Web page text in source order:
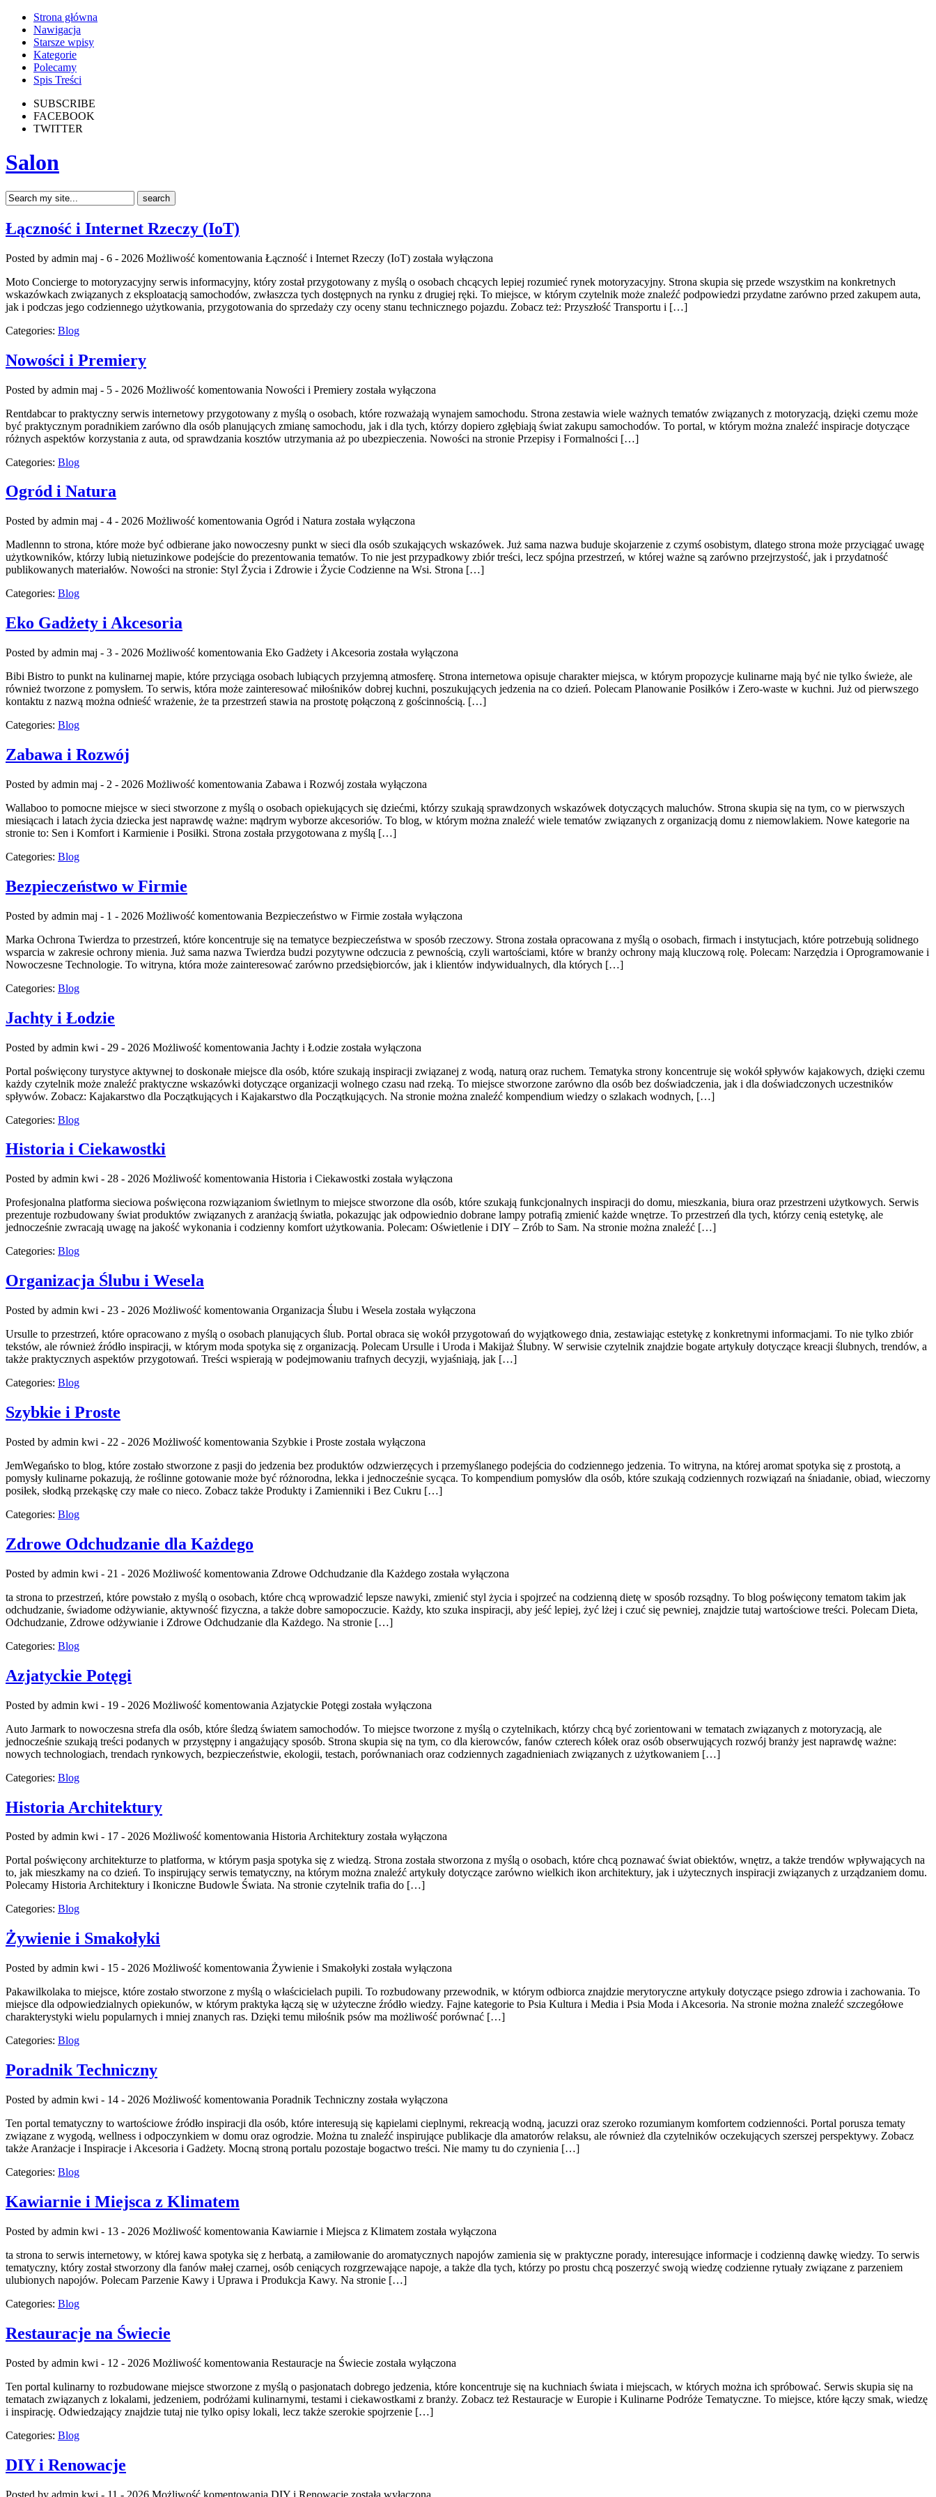
Strona główna
Nawigacja
Starsze wpisy
Kategorie
Polecamy
Spis Treści
SUBSCRIBE
FACEBOOK
TWITTER
Salon
Łączność i Internet Rzeczy (IoT)
Posted by admin maj - 6 - 2026 Możliwość komentowania Łączność i Internet Rzeczy (IoT) została wyłączona
Moto Concierge to motoryzacyjny serwis informacyjny, który został przygotowany z myślą o osobach chcących lepiej rozumieć rynek motoryzacyjny. Strona skupia się przede wszystkim na konkretnych
wskazówkach związanych z eksploatacją samochodów, zwłaszcza tych dostępnych na rynku z drugiej ręki. To miejsce, w którym czytelnik może znaleźć podpowiedzi przydatne zarówno przed zakupem auta,
jak i podczas jego codziennego użytkowania, przygotowania do sprzedaży czy oceny stanu technicznego pojazdu. Zobacz też: Przyszłość Transportu i […]
Categories: Blog
Nowości i Premiery
Posted by admin maj - 5 - 2026 Możliwość komentowania Nowości i Premiery została wyłączona
Rentdabcar to praktyczny serwis internetowy przygotowany z myślą o osobach, które rozważają wynajem samochodu. Strona zestawia wiele ważnych tematów związanych z motoryzacją, dzięki czemu może
być praktycznym poradnikiem zarówno dla osób planujących zmianę samochodu, jak i dla tych, którzy dopiero zgłębiają świat zakupu samochodów. To portal, w którym można znaleźć inspiracje dotyczące
różnych aspektów korzystania z auta, od sprawdzania kosztów utrzymania aż po ubezpieczenia. Nowości na stronie Przepisy i Formalności […]
Categories: Blog
Ogród i Natura
Posted by admin maj - 4 - 2026 Możliwość komentowania Ogród i Natura została wyłączona
Madlennn to strona, które może być odbierane jako nowoczesny punkt w sieci dla osób szukających wskazówek. Już sama nazwa buduje skojarzenie z czymś osobistym, dlatego strona może przyciągać uwagę
użytkowników, którzy lubią nietuzinkowe podejście do prezentowania tematów. To nie jest przypadkowy zbiór treści, lecz spójna przestrzeń, w której ważne są zarówno przejrzystość, jak i przydatność
publikowanych materiałów. Nowości na stronie: Styl Życia i Zdrowie i Życie Codzienne na Wsi. Strona […]
Categories: Blog
Eko Gadżety i Akcesoria
Posted by admin maj - 3 - 2026 Możliwość komentowania Eko Gadżety i Akcesoria została wyłączona
Bibi Bistro to punkt na kulinarnej mapie, które przyciąga osobach lubiących przyjemną atmosferę. Strona internetowa opisuje charakter miejsca, w którym propozycje kulinarne mają być nie tylko świeże, ale
również tworzone z pomysłem. To serwis, która może zainteresować miłośników dobrej kuchni, poszukujących jedzenia na co dzień. Polecam Planowanie Posiłków i Zero-waste w kuchni. Już od pierwszego
kontaktu z nazwą można odnieść wrażenie, że ta przestrzeń stawia na prostotę połączoną z gościnnością. […]
Categories: Blog
Zabawa i Rozwój
Posted by admin maj - 2 - 2026 Możliwość komentowania Zabawa i Rozwój została wyłączona
Wallaboo to pomocne miejsce w sieci stworzone z myślą o osobach opiekujących się dziećmi, którzy szukają sprawdzonych wskazówek dotyczących maluchów. Strona skupia się na tym, co w pierwszych
miesiącach i latach życia dziecka jest naprawdę ważne: mądrym wyborze akcesoriów. To blog, w którym można znaleźć wiele tematów związanych z organizacją domu z niemowlakiem. Nowe kategorie na
stronie to: Sen i Komfort i Karmienie i Posiłki. Strona została przygotowana z myślą […]
Categories: Blog
Bezpieczeństwo w Firmie
Posted by admin maj - 1 - 2026 Możliwość komentowania Bezpieczeństwo w Firmie została wyłączona
Marka Ochrona Twierdza to przestrzeń, które koncentruje się na tematyce bezpieczeństwa w sposób rzeczowy. Strona została opracowana z myślą o osobach, firmach i instytucjach, które potrzebują solidnego
wsparcia w zakresie ochrony mienia. Już sama nazwa Twierdza budzi pozytywne odczucia z pewnością, czyli wartościami, które w branży ochrony mają kluczową rolę. Polecam: Narzędzia i Oprogramowanie i
Nowoczesne Technologie. To witryna, która może zainteresować zarówno przedsiębiorców, jak i klientów indywidualnych, dla których […]
Categories: Blog
Jachty i Łodzie
Posted by admin kwi - 29 - 2026 Możliwość komentowania Jachty i Łodzie została wyłączona
Portal poświęcony turystyce aktywnej to doskonałe miejsce dla osób, które szukają inspiracji związanej z wodą, naturą oraz ruchem. Tematyka strony koncentruje się wokół spływów kajakowych, dzięki czemu
każdy czytelnik może znaleźć praktyczne wskazówki dotyczące organizacji wolnego czasu nad rzeką. To miejsce stworzone zarówno dla osób bez doświadczenia, jak i dla doświadczonych uczestników
spływów. Zobacz: Kajakarstwo dla Początkujących i Kajakarstwo dla Początkujących. Na stronie można znaleźć kompendium wiedzy o szlakach wodnych, […]
Categories: Blog
Historia i Ciekawostki
Posted by admin kwi - 28 - 2026 Możliwość komentowania Historia i Ciekawostki została wyłączona
Profesjonalna platforma sieciowa poświęcona rozwiązaniom świetlnym to miejsce stworzone dla osób, które szukają funkcjonalnych inspiracji do domu, mieszkania, biura oraz przestrzeni użytkowych. Serwis
prezentuje rozbudowany świat produktów związanych z aranżacją światła, pokazując jak odpowiednio dobrane lampy potrafią zmienić każde wnętrze. To przestrzeń dla tych, którzy cenią estetykę, ale
jednocześnie zwracają uwagę na jakość wykonania i codzienny komfort użytkowania. Polecam: Oświetlenie i DIY – Zrób to Sam. Na stronie można znaleźć […]
Categories: Blog
Organizacja Ślubu i Wesela
Posted by admin kwi - 23 - 2026 Możliwość komentowania Organizacja Ślubu i Wesela została wyłączona
Ursulle to przestrzeń, które opracowano z myślą o osobach planujących ślub. Portal obraca się wokół przygotowań do wyjątkowego dnia, zestawiając estetykę z konkretnymi informacjami. To nie tylko zbiór
tekstów, ale również źródło inspiracji, w którym moda spotyka się z organizacją. Polecam Ursulle i Uroda i Makijaż Ślubny. W serwisie czytelnik znajdzie bogate artykuły dotyczące kreacji ślubnych, trendów, a
także praktycznych aspektów przygotowań. Treści wspierają w podejmowaniu trafnych decyzji, wyjaśniają, jak […]
Categories: Blog
Szybkie i Proste
Posted by admin kwi - 22 - 2026 Możliwość komentowania Szybkie i Proste została wyłączona
JemWegańsko to blog, które zostało stworzone z pasji do jedzenia bez produktów odzwierzęcych i przemyślanego podejścia do codziennego jedzenia. To witryna, na której aromat spotyka się z prostotą, a
pomysły kulinarne pokazują, że roślinne gotowanie może być różnorodna, lekka i jednocześnie sycąca. To kompendium pomysłów dla osób, które szukają codziennych rozwiązań na śniadanie, obiad, wieczorny
posiłek, słodką przekąskę czy małe co nieco. Zobacz także Produkty i Zamienniki i Bez Cukru […]
Categories: Blog
Zdrowe Odchudzanie dla Każdego
Posted by admin kwi - 21 - 2026 Możliwość komentowania Zdrowe Odchudzanie dla Każdego została wyłączona
ta strona to przestrzeń, które powstało z myślą o osobach, które chcą wprowadzić lepsze nawyki, zmienić styl życia i spojrzeć na codzienną dietę w sposób rozsądny. To blog poświęcony tematom takim jak
odchudzanie, świadome odżywianie, aktywność fizyczna, a także dobre samopoczucie. Każdy, kto szuka inspiracji, aby jeść lepiej, żyć lżej i czuć się pewniej, znajdzie tutaj wartościowe treści. Polecam Dieta,
Odchudzanie, Zdrowe odżywianie i Zdrowe Odchudzanie dla Każdego. Na stronie […]
Categories: Blog
Azjatyckie Potęgi
Posted by admin kwi - 19 - 2026 Możliwość komentowania Azjatyckie Potęgi została wyłączona
Auto Jarmark to nowoczesna strefa dla osób, które śledzą światem samochodów. To miejsce tworzone z myślą o czytelnikach, którzy chcą być zorientowani w tematach związanych z motoryzacją, ale
jednocześnie szukają treści podanych w przystępny i angażujący sposób. Strona skupia się na tym, co dla kierowców, fanów czterech kółek oraz osób obserwujących rozwój branży jest naprawdę ważne:
nowych technologiach, trendach rynkowych, bezpieczeństwie, ekologii, testach, porównaniach oraz codziennych zagadnieniach związanych z użytkowaniem […]
Categories: Blog
Historia Architektury
Posted by admin kwi - 17 - 2026 Możliwość komentowania Historia Architektury została wyłączona
Portal poświęcony architekturze to platforma, w którym pasja spotyka się z wiedzą. Strona została stworzona z myślą o osobach, które chcą poznawać świat obiektów, wnętrz, a także trendów wpływających na
to, jak mieszkamy na co dzień. To inspirujący serwis tematyczny, na którym można znaleźć artykuły dotyczące zarówno wielkich ikon architektury, jak i użytecznych inspiracji związanych z urządzaniem domu.
Polecamy Historia Architektury i Ikoniczne Budowle Świata. Na stronie czytelnik trafia do […]
Categories: Blog
Żywienie i Smakołyki
Posted by admin kwi - 15 - 2026 Możliwość komentowania Żywienie i Smakołyki została wyłączona
Pakawilkolaka to miejsce, które zostało stworzone z myślą o właścicielach pupili. To rozbudowany przewodnik, w którym odbiorca znajdzie merytoryczne artykuły dotyczące psiego zdrowia i zachowania. To
miejsce dla odpowiedzialnych opiekunów, w którym praktyka łączą się w użyteczne źródło wiedzy. Fajne kategorie to Psia Kultura i Media i Psia Moda i Akcesoria. Na stronie można znaleźć szczegółowe
charakterystyki wielu popularnych i mniej znanych ras. Dzięki temu miłośnik psów ma możliwość porównać […]
Categories: Blog
Poradnik Techniczny
Posted by admin kwi - 14 - 2026 Możliwość komentowania Poradnik Techniczny została wyłączona
Ten portal tematyczny to wartościowe źródło inspiracji dla osób, które interesują się kąpielami cieplnymi, rekreacją wodną, jacuzzi oraz szeroko rozumianym komfortem codzienności. Portal porusza tematy
związane z wygodą, wellness i odpoczynkiem w domu oraz ogrodzie. Można tu znaleźć inspirujące publikacje dla amatorów relaksu, ale również dla czytelników oczekujących szerszej perspektywy. Zobacz
także Aranżacje i Inspiracje i Akcesoria i Gadżety. Mocną stroną portalu pozostaje bogactwo treści. Nie mamy tu do czynienia […]
Categories: Blog
Kawiarnie i Miejsca z Klimatem
Posted by admin kwi - 13 - 2026 Możliwość komentowania Kawiarnie i Miejsca z Klimatem została wyłączona
ta strona to serwis internetowy, w której kawa spotyka się z herbatą, a zamiłowanie do aromatycznych napojów zamienia się w praktyczne porady, interesujące informacje i codzienną dawkę wiedzy. To serwis
tematyczny, który został stworzony dla fanów małej czarnej, osób ceniących rozgrzewające napoje, a także dla tych, którzy po prostu chcą poszerzyć swoją wiedzę codzienne rytuały związane z parzeniem
ulubionych napojów. Polecam Parzenie Kawy i Uprawa i Produkcja Kawy. Na stronie […]
Categories: Blog
Restauracje na Świecie
Posted by admin kwi - 12 - 2026 Możliwość komentowania Restauracje na Świecie została wyłączona
Ten portal kulinarny to rozbudowane miejsce stworzone z myślą o pasjonatach dobrego jedzenia, które koncentruje się na kuchniach świata i miejscach, w których można ich spróbować. Serwis skupia się na
tematach związanych z lokalami, jedzeniem, podróżami kulinarnymi, testami i ciekawostkami z branży. Zobacz też Restauracje w Europie i Kulinarne Podróże Tematyczne. To miejsce, które łączy smak, wiedzę
i inspirację. Odwiedzający znajdzie tutaj nie tylko opisy lokali, lecz także szerokie spojrzenie […]
Categories: Blog
DIY i Renowacje
Posted by admin kwi - 11 - 2026 Możliwość komentowania DIY i Renowacje została wyłączona